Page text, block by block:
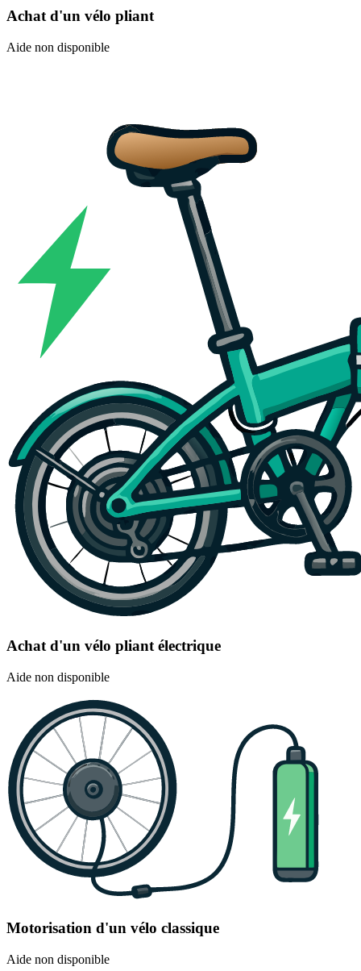
Achat d'un vélo pliant
Aide non disponible
Achat d'un vélo pliant électrique
Aide non disponible
Motorisation d'un vélo classique
Aide non disponible